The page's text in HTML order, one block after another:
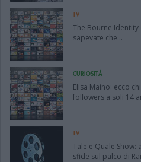
TV
The Bourne
sapevate che...
CURIOSITÀ
Elisa Maino: ecco
followers a soli 14
TV
Tale e Quale
sfide sul palco di